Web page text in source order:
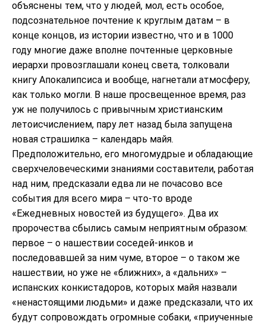
объяснены тем, что у людей, мол, есть особое,
подсознательное почтение к круглым датам – в
конце концов, из истории известно, что и в 1000
году многие даже вполне почтенные церковные
иерархи провозглашали конец света, толковали
книгу Апокалипсиса и вообще, нагнетали атмосферу,
как только могли. В наше просвещенное время, раз
уж не получилось с привычным христианским
летоисчислением, пару лет назад была запущена
новая страшилка – календарь майя.
Предположительно, его многомудрые и обладающие
сверхчеловеческими знаниями составители, работая
над ним, предсказали едва ли не почасово все
события для всего мира – что-то вроде
«Ежедневных новостей из будущего». Два их
пророчества сбылись самым неприятным образом:
первое – о нашествии соседей-инков и
последовавшей за ним чуме, второе – о таком же
нашествии, но уже не «ближних», а «дальних» –
испанских конкистадоров, которых майя назвали
«ненастоящими людьми» и даже предсказали, что их
будут сопровождать огромные собаки, «приученные